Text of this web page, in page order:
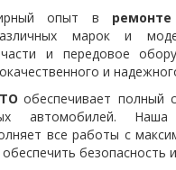
опыт в
марок и
и передовое
и
обеспечивает полный
автомобилей. Наша
все работы с
безопасность